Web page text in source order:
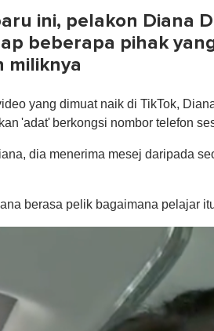
ini, pelakon Diana
beberapa pihak
miliknya
yang dimuat naik di TikTok,
'adat' berkongsi nombor telefon
dia menerima mesej daripada
berasa pelik bagaimana pelajar